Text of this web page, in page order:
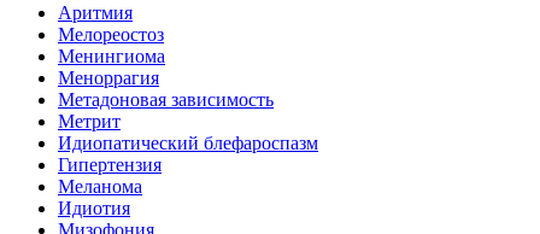
Аритмия
Мелореостоз
Менингиома
Меноррагия
Метадоновая зависимость
Метрит
Идиопатический блефароспазм
Гипертензия
Меланома
Идиотия
Мизофония